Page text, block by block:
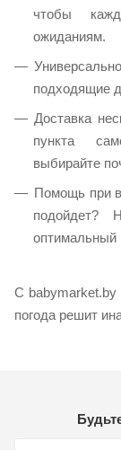
чтобы
ожиданиям.
подходящие
Доставка
пункта
выбирайте
Помощь при
подойдет?
оптимальный
С babymarket.by
погода решит